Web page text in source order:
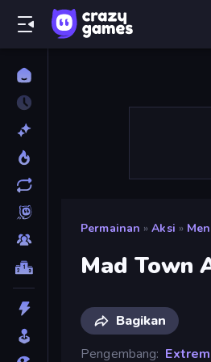
Permainan » Aksi »
Mad Town
Bagikan
Pengembang